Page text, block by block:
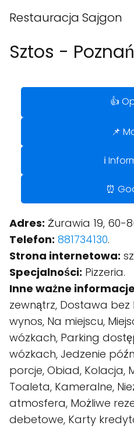
Restauracja Sajgon
Sztos - Poznań
👍
📌
ℹ️
⏰
Adres: Żurawia 19, 60-
Telefon: 881734130.
Strona internetowa:
Specjalności: Pizzeria.
Inne ważne
zewnątrz, Dostawa
wynos, Na miejscu,
wózkach, Parking
wózkach, Jedzenie
porcje, Obiad, Kolacja,
Toaleta, Kameralne,
atmosfera, Możliwe
debetowe, Karty